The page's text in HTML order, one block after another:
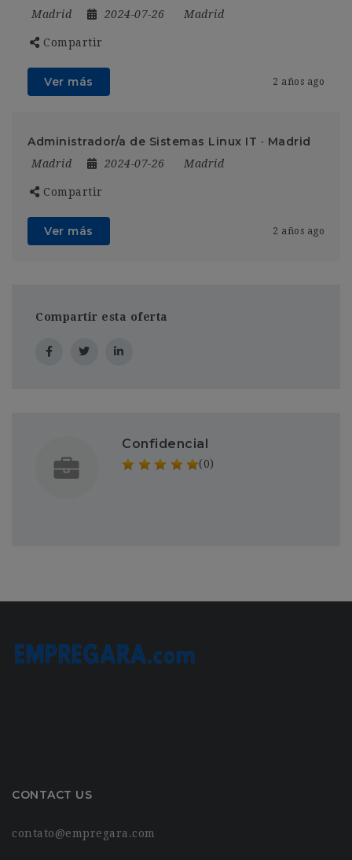
Madrid 2024-07-26 Madrid
Compartir
Ver más 2 años ago
Administrador/a de Sistemas Linux IT · Madrid
Madrid 2024-07-26 Madrid
Compartir
Ver más 2 años ago
Compartir esta oferta
Confidencial
(0)
CONTACT US
contato@empregara.com